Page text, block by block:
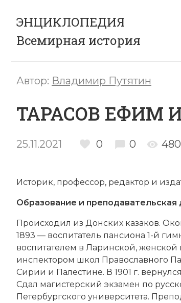
ЭНЦИКЛОПЕДИЯ
Всемирная история
Автор: Владимир Путятин
ТАРАСОВ ЕФИМ
25.11.2021 0 0 480
Историк, профессор, редактор и
Образование и преподавательская
Происходил из Донских казаков.
1893 — воспитатель пансиона 1-й
воспитателем в Ларинской,
инспектором школ Православного
Сирии и Палестине. В 1901 г.
Сдал магистерский экзамен по
Петербургского университета.